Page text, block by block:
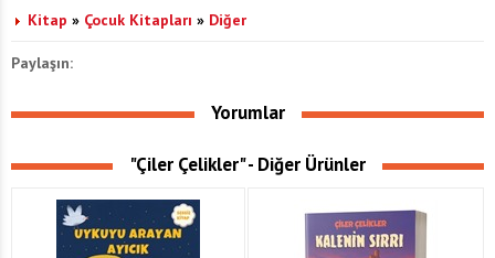
Kitap » Çocuk Kitapları » Diğer
Paylaşın:
Yorumlar
"Çiler Çelikler" - Diğer Ürünler